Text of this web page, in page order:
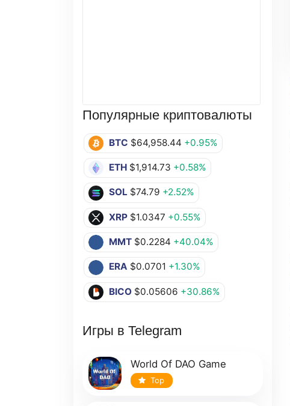
Популярные криптовалюты
BTC $64,958.44 +0.95%
ETH $1,914.73 +0.58%
SOL $74.79 +2.52%
XRP $1.0347 +0.55%
MMT $0.2284 +40.04%
ERA $0.0701 +1.30%
BICO $0.05606 +30.86%
Игры в Telegram
World Of DAO Game
Top